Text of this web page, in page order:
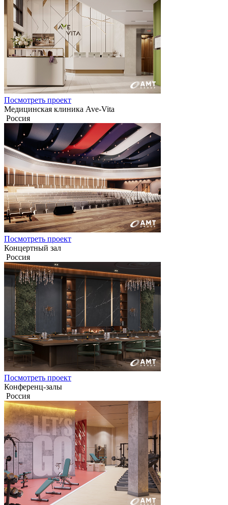
Посмотреть проект
Медицинская клиника Ave-Vita
Россия
Посмотреть проект
Концертный зал
Россия
Посмотреть проект
Конференц-залы
Россия